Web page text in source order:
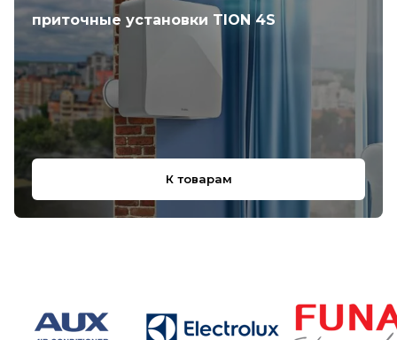
приточные установки TION 4S
К товарам